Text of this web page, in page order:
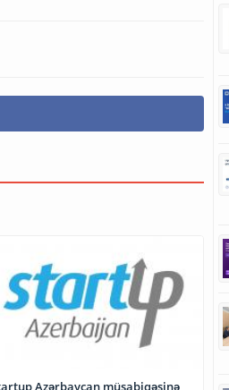
Azərbaycan müsabiqəsinə